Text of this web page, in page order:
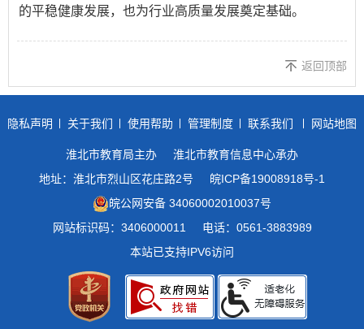
的平稳健康发展，也为行业高质量发展奠定基础。
返回顶部
隐私声明 关于我们 使用帮助 管理制度 联系我们 网站地图
淮北市教育局主办
淮北市教育信息中心承办
地址：淮北市烈山区花庄路2号
皖ICP备19008918号-1
皖公网安备 34060002010037号
网站标识码：3406000011
电话：0561-3883989
本站已支持IPV6访问